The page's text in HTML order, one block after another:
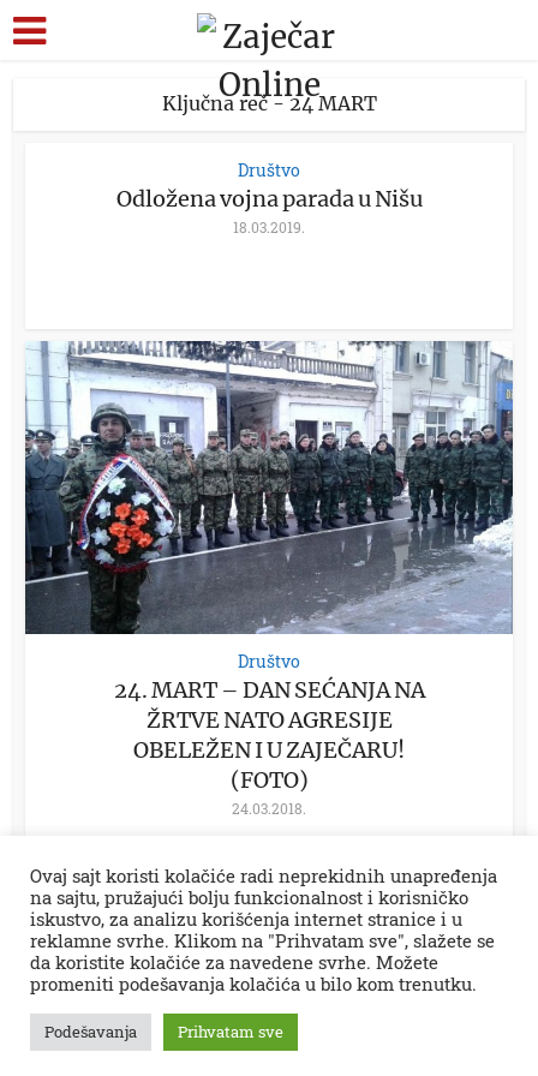
Ključna reč - 24 MART
Društvo
Odložena vojna parada u Nišu
18.03.2019.
Društvo
24. MART – DAN SEĆANJA NA
ŽRTVE NATO AGRESIJE
OBELEŽEN I U ZAJEČARU!
(FOTO)
24.03.2018.
Sva prava zadržana © 2026. Zaječar Online
impresum PR tekstovi kontakt kolumne
Zaječarske VESTI
Ovaj sajt koristi kolačiće radi neprekidnih unapređenja
na sajtu, pružajući bolju funkcionalnost i korisničko
iskustvo, za analizu korišćenja internet stranice i u
reklamne svrhe. Klikom na "Prihvatam sve", slažete se
da koristite kolačiće za navedene svrhe. Možete
promeniti podešavanja kolačića u bilo kom trenutku.
Podešavanja Prihvatam sve